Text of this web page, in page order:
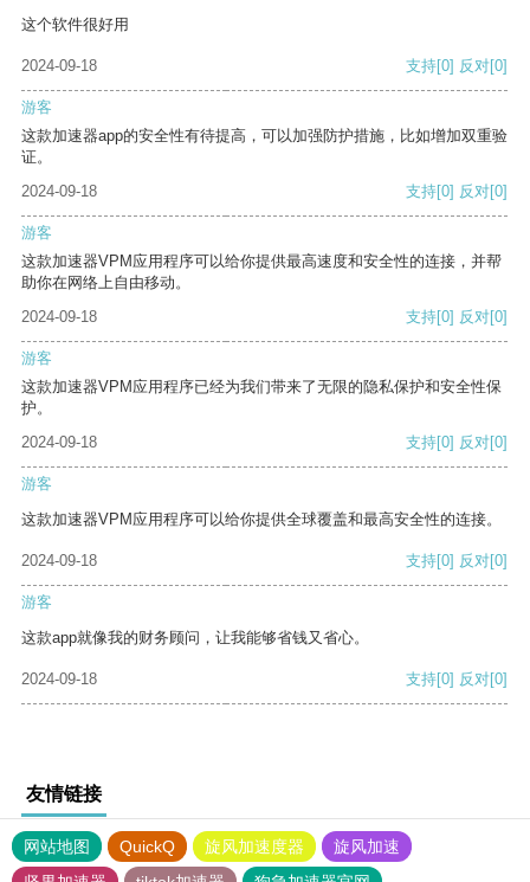
这个软件很好用
2024-09-18 支持[0] 反对[0]
游客
这款加速器app的安全性有待提高，可以加强防护措施，比如增加双重验
证。
2024-09-18
支持[0] 反对[0]
游客
这款加速器VPM应用程序可以给你提供最高速度和安全性的连接，并帮
助你在网络上自由移动。
2024-09-18
支持[0] 反对[0]
游客
这款加速器VPM应用程序已经为我们带来了无限的隐私保护和安全性保
护。
2024-09-18
支持[0] 反对[0]
游客
这款加速器VPM应用程序可以给你提供全球覆盖和最高安全性的连接。
2024-09-18 支持[0] 反对[0]
游客
这款app就像我的财务顾问，让我能够省钱又省心。
2024-09-18 支持[0] 反对[0]
友情链接
网站地图 QuickQ 旋风加速度器
旋风加速